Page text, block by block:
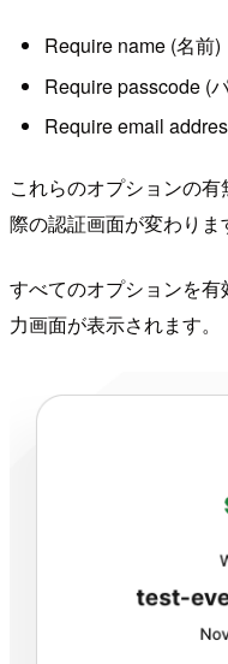
Require name (名前)
Require passcode (
Require email
これらのオプションの
際の認証画面が変わりま
すべてのオプションを
力画面が表示されます。